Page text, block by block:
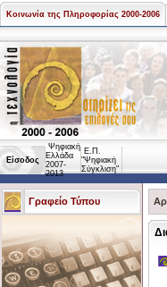
Κοινωνία της Πληροφορίας 2000-2006
Είσοδος
Ψηφιακή
Ελλάδα
2007-
2013
Ε.Π.
"Ψηφιακή
Σύγκλιση"
Γραφείο Τύπου